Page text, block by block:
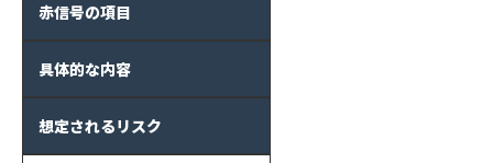
赤信号の項目
具体的な内容
想定されるリスク